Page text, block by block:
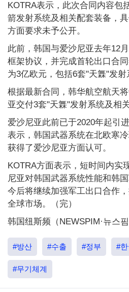
KOTRA表示，此次合同内容包
箭发射系统及相关配套装备，
方面要求未予公开。
此前，韩国与爱沙尼亚去年12
框架协议，并完成首轮出口合
为3亿欧元，包括6套"天橆"发射
根据最新合同，韩华航空航天
亚交付3套"天橆"发射系统及相关
爱沙尼亚此前已于2020年起引
表示，韩国武器系统在北欧寒
获得了爱沙尼亚方面认可。
KOTRA方面表示，短时间内实
尼亚对韩国武器系统性能和韩
今后将继续加强军工出口合作
全球市场。（完）
韩国纽斯频（NEWSPIM·뉴스
#방산 #수출 #정부 #
#무기체계